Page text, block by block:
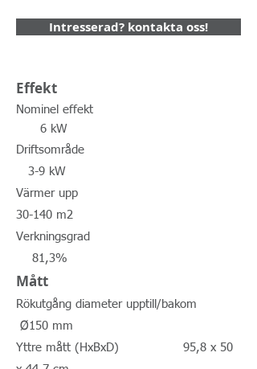
Intresserad? kontakta oss!
Effekt
Nominel effekt
6 kW
Driftsområde
3-9 kW
Värmer upp
30-140 m2
Verkningsgrad
81,3%
Mått
Rökutgång diameter upptill/bakom
Ø150 mm
Yttre mått (HxBxD) 95,8 x 50